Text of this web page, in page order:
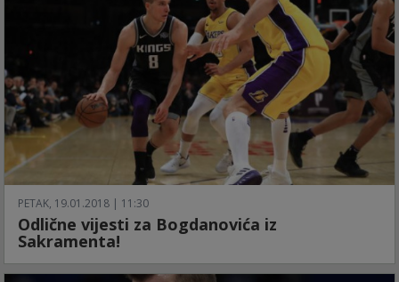
PETAK, 19.01.2018 | 11:30
Odlične vijesti za Bogdanovića iz
Sakramenta!